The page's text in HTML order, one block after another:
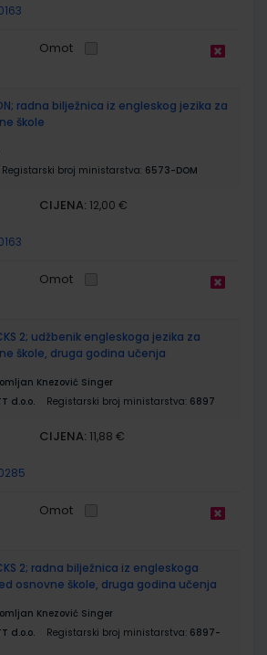
Omot
radna bilježnica iz engleskog jezika za
škole
Registarski broj ministarstva: 6573-DOM
CIJENA: 12,00 €
Omot
2; udžbenik engleskoga jezika za
škole, druga godina učenja
Knezović Singer
d.o.o. Registarski broj ministarstva: 6897
CIJENA: 11,88 €
Omot
2; radna bilježnica iz engleskoga
osnovne škole, druga godina učenja
Knezović Singer
d.o.o. Registarski broj ministarstva: 6897-